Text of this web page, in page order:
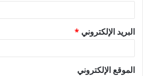
البريد الإلكتروني *
الموقع الإلكتروني